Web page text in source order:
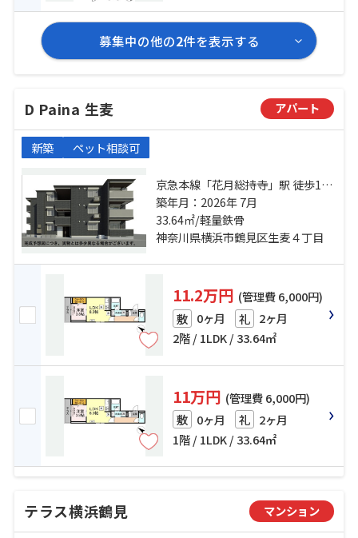
募集中の他の2件を表示する
D Paina 生麦 アパート
新築 ペット相談可
京急本線「花月総持寺」駅 徒歩10
分 京急本線「生麦」駅 徒歩10分
築年月：2026年 7月
33.64㎡/軽量鉄骨
神奈川県横浜市鶴見区生麦４丁目
11.2万円 (管理費 6,000円)
敷 0ヶ月 礼 2ヶ月
2階 / 1LDK / 33.64㎡
11万円 (管理費 6,000円)
敷 0ヶ月 礼 2ヶ月
1階 / 1LDK / 33.64㎡
テラス横浜鶴見 マンション